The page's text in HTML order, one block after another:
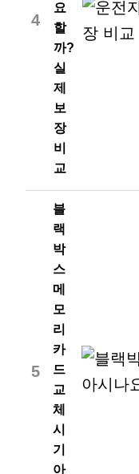
4
요
할
까?
실
제
보
장
비
교
5
블
랙
박
스
메
모
리
카
드
교
체
시
기
아